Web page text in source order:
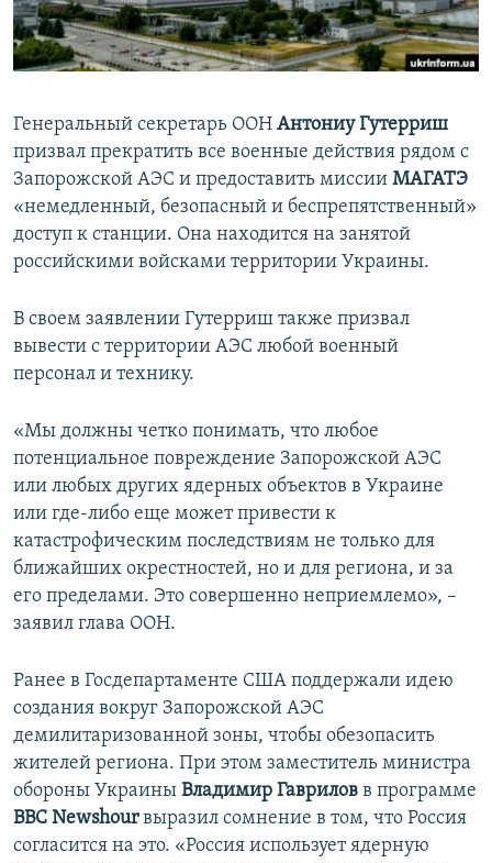
ПОБЕДИТЕЛЕЙ НЕ СУДЯТ?
КРЫМ.НЕПОКОРЕННЫЙ
УКРАИНСКАЯ ПРОБЛЕМА КРЫМА
ПРИСОЕДИНЯЙТЕСЬ!
Все сайты RFE/RL
Генеральный секретарь ООН Антониу Гутерриш
призвал прекратить все военные действия рядом с
Запорожской АЭС и предоставить миссии МАГАТЭ
«немедленный, безопасный и беспрепятственный»
доступ к станции. Она находится на занятой
российскими войсками территории Украины.
В своем заявлении Гутерриш также призвал
вывести с территории АЭС любой военный
персонал и технику.
«Мы должны четко понимать, что любое
потенциальное повреждение Запорожской АЭС
или любых других ядерных объектов в Украине
или где-либо еще может привести к
катастрофическим последствиям не только для
ближайших окрестностей, но и для региона, и за
его пределами. Это совершенно неприемлемо», –
заявил глава ООН.
Ранее в Госдепартаменте США поддержали идею
создания вокруг Запорожской АЭС
демилитаризованной зоны, чтобы обезопасить
жителей региона. При этом заместитель министра
обороны Украины Владимир Гаврилов в программе
ВВС Newshourвыразил сомнение в том, что Россия
согласится на это. «Россия использует ядерную